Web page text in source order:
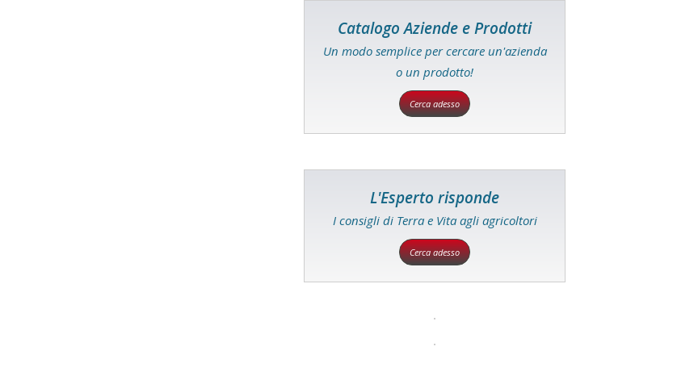
Catalogo Aziende e Prodotti
Un modo semplice per cercare un'azienda
o un prodotto!
Cerca adesso
L'Esperto risponde
I consigli di Terra e Vita agli agricoltori
Cerca adesso